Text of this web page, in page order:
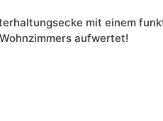
mit einem
aufwertet!